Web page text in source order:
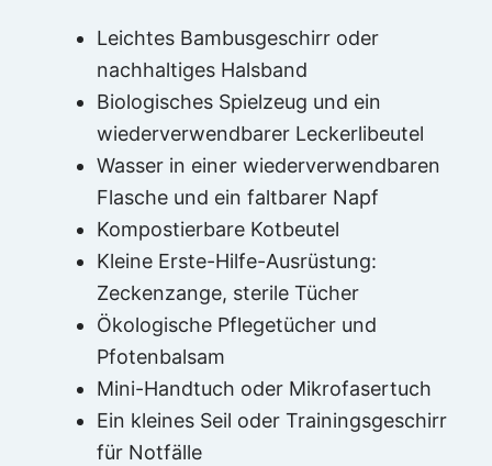
Leichtes Bambusgeschirr oder
nachhaltiges Halsband
Biologisches Spielzeug und ein
wiederverwendbarer Leckerlibeutel
Wasser in einer wiederverwendbaren
Flasche und ein faltbarer Napf
Kompostierbare Kotbeutel
Kleine Erste-Hilfe-Ausrüstung:
Zeckenzange, sterile Tücher
Ökologische Pflegetücher und
Pfotenbalsam
Mini-Handtuch oder Mikrofasertuch
Ein kleines Seil oder Trainingsgeschirr
für Notfälle